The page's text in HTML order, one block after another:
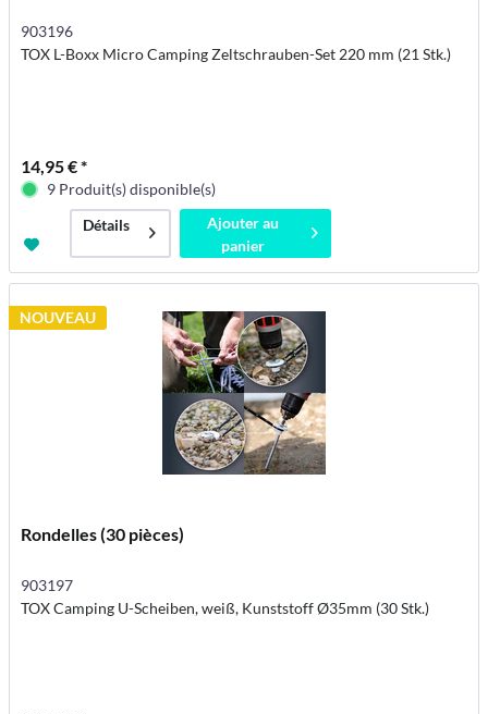
903196
TOX L-Boxx Micro Camping Zeltschrauben-Set 220 mm (21 Stk.)
14,95 € *
9 Produit(s) disponible(s)
Détails
Ajouter au
panier
NOUVEAU
Rondelles (30 pièces)
903197
TOX Camping U-Scheiben, weiß, Kunststoff Ø35mm (30 Stk.)